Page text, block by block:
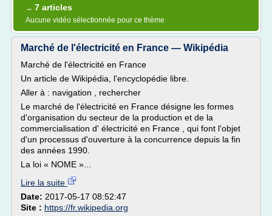
→ 7 articles
Aucune vidéo sélectionnée pour ce thème
Marché de l'électricité en France — Wikipédia
Marché de l'électricité en France
Un article de Wikipédia, l'encyclopédie libre.
Aller à : navigation , rechercher
Le marché de l'électricité en France désigne les formes
d'organisation du secteur de la production et de la
commercialisation d' électricité en France , qui font l'objet
d'un processus d'ouverture à la concurrence depuis la fin
des années 1990.
La loi « NOME »...
Lire la suite
Date: 2017-05-17 08:52:47
Site : https://fr.wikipedia.org